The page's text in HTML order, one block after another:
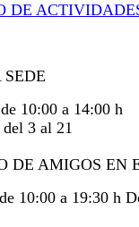
DE
10:00 a 14:00 h
3 al 21
DE AMIGOS EN
10:00 a 19:30 h